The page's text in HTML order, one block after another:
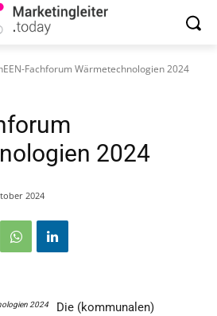
Fachforum Wärmetechnologien 2024
2024
2024
Die (kommunalen)